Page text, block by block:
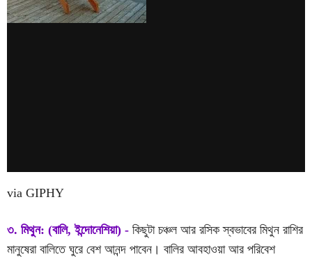
via GIPHY
৩. মিথুন: (বালি, ইন্দোনেশিয়া) - কিছুটা চঞ্চল আর রসিক স্বভাবের মিথুন রাশির
মানুষেরা বালিতে ঘুরে বেশ আনন্দ পাবেন। বালির আবহাওয়া আর পরিবেশ